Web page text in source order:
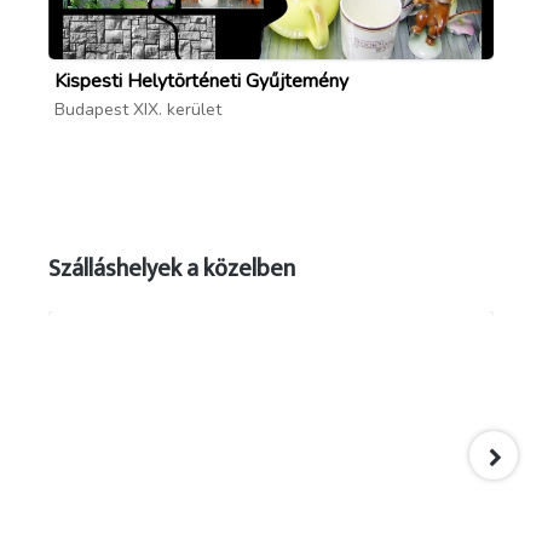
Kispesti Helytörténeti Gyűjtemény
Budapest XIX. kerület
Szálláshelyek a közelben